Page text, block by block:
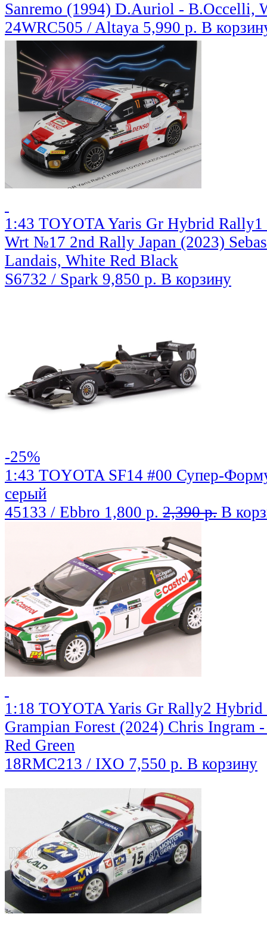
Sanremo (1994) D.Auriol - B.Occelli,
24WRC505 / Altaya 5,990 р. В
1:43 TOYOTA Yaris Gr Hybrid Rally1
Wrt №17 2nd Rally Japan (2023)
Landais, White Red Black
S6732 / Spark 9,850 р. В корзину
-25%
1:43 TOYOTA SF14 #00 Супер-
серый
45133 / Ebbro 1,800 р. 2,390 р. В
1:18 TOYOTA Yaris Gr Rally2
Grampian Forest (2024) Chris Ingram
Red Green
18RMC213 / IXO 7,550 р. В корзину